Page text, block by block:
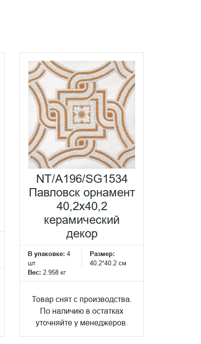
NT/A196/SG1534
Павловск орнамент
40,2x40,2
керамический
декор
В упаковке: 4
шт
Размер:
40.2*40.2 см
Вес: 2.958 кг
Товар снят с производства.
По наличию в остатках
уточняйте у менеджеров.